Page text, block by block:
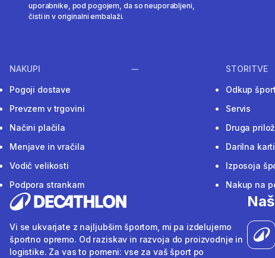
uporabnike, pod pogojem, da so neuporabljeni,
čisti in v originalni embalaži.
NAKUPI
Pogoji dostave
Prevzem v trgovini
Načini plačila
Menjave in vračila
Vodič velikosti
Podpora strankam
STORITVE
Odkup
Servis
Druga
Darilna
Izposoja
Nakup na
Vi se ukvarjate z najljubšim športom, mi pa izdelujemo
športno opremo. Od raziskav in razvoja do proizvodnje in
logistike. Za vas to pomeni: vse za vaš šport po